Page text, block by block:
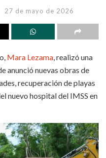
27 de mayo de 2026
Mara Lezama , realizó una
anunció nuevas obras de
recuperación de playas
nuevo hospital del IMSS en